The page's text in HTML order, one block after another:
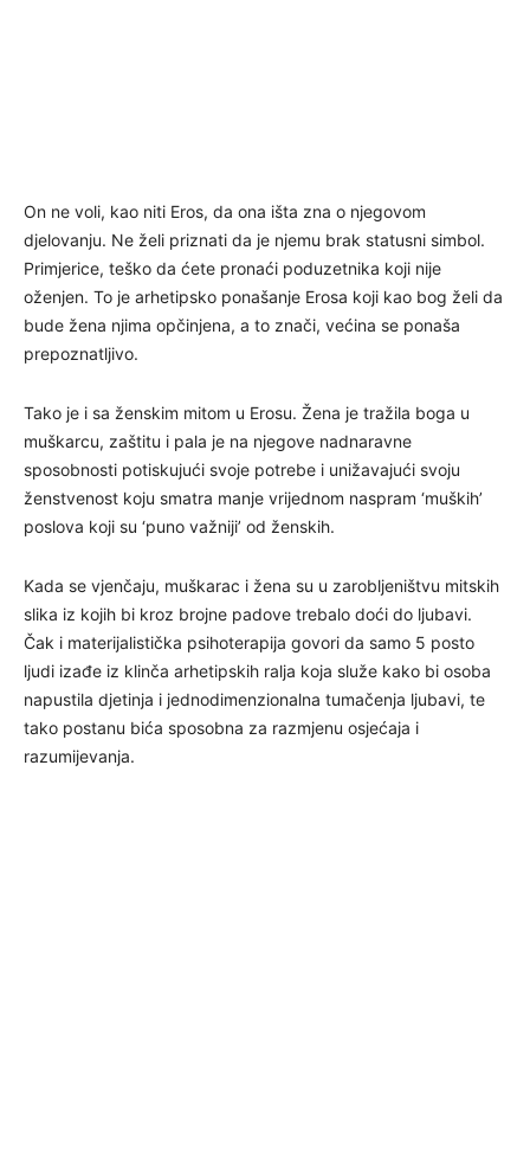
On ne voli, kao niti Eros, da ona išta zna o njegovom
djelovanju. Ne želi priznati da je njemu brak statusni simbol.
Primjerice, teško da ćete pronaći poduzetnika koji nije
oženjen. To je arhetipsko ponašanje Erosa koji kao bog želi da
bude žena njima opčinjena, a to znači, većina se ponaša
prepoznatljivo.
Tako je i sa ženskim mitom u Erosu. Žena je tražila boga u
muškarcu, zaštitu i pala je na njegove nadnaravne
sposobnosti potiskujući svoje potrebe i unižavajući svoju
ženstvenost koju smatra manje vrijednom naspram ‘muških’
poslova koji su ‘puno važniji’ od ženskih.
Kada se vjenčaju, muškarac i žena su u zarobljeništvu mitskih
slika iz kojih bi kroz brojne padove trebalo doći do ljubavi.
Čak i materijalistička psihoterapija govori da samo 5 posto
ljudi izađe iz klinča arhetipskih ralja koja služe kako bi osoba
napustila djetinja i jednodimenzionalna tumačenja ljubavi, te
tako postanu bića sposobna za razmjenu osjećaja i
razumijevanja.